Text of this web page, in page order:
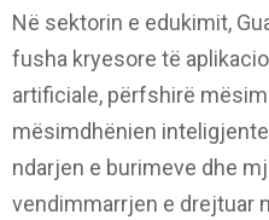
Në sektorin e edukimit,
fusha kryesore të
artificiale, përfshirë
mësimdhënien
ndarjen e burimeve dhe
vendimmarrjen e drejtuar